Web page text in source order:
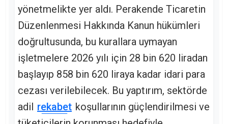
yönetmelikte yer aldı. Perakende Ticaretin
Düzenlenmesi Hakkında Kanun hükümleri
doğrultusunda, bu kurallara uymayan
işletmelere 2026 yılı için 28 bin 620 liradan
başlayıp 858 bin 620 liraya kadar idari para
cezası verilebilecek. Bu yaptırım, sektörde
adil rekabet koşullarının güçlendirilmesi ve